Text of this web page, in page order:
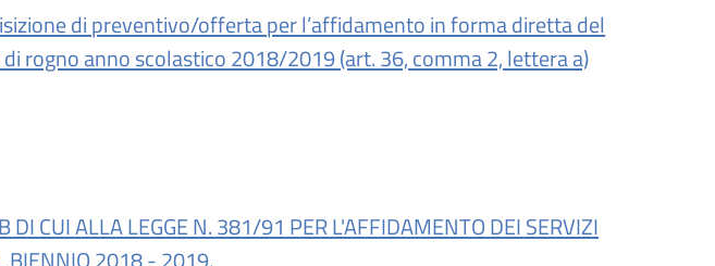
di preventivo/offerta per l’affidamento in forma diretta del
rogno anno scolastico 2018/2019 (art. 36, comma 2, lettera a)
DI CUI ALLA LEGGE N. 381/91 PER L'AFFIDAMENTO DEI SERVIZI